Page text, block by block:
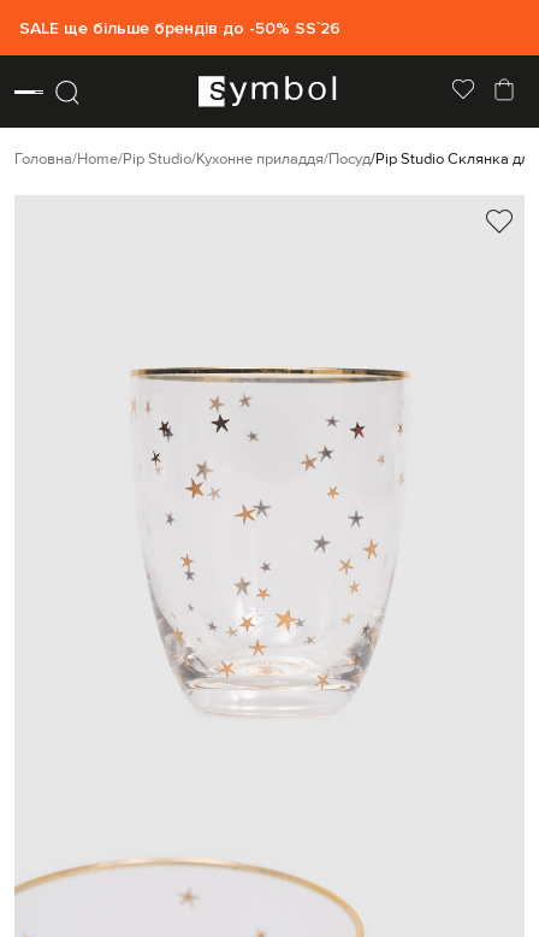
SALE ще більше брендів до -50% SS`26
Головна Home Pip Studio Кухонне приладдя Посуд Pip Studio Склянка